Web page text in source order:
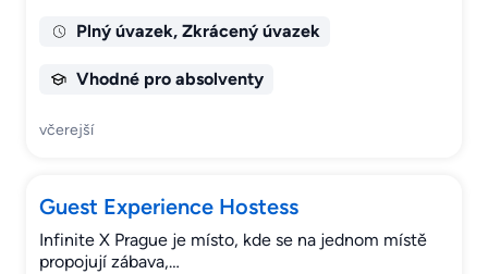
Plný úvazek, Zkrácený úvazek
Vhodné pro absolventy
včerejší
Guest Experience Hostess
Infinite X Prague je místo, kde se na jednom místě
propojují zábava,…